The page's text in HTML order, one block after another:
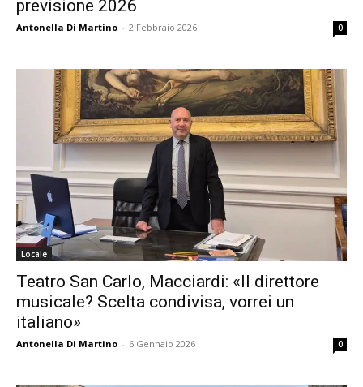
previsione 2026
Antonella Di Martino - 2 Febbraio 2026 0
Locale
Teatro San Carlo, Macciardi: «Il direttore
musicale? Scelta condivisa, vorrei un
italiano»
Antonella Di Martino - 6 Gennaio 2026 0